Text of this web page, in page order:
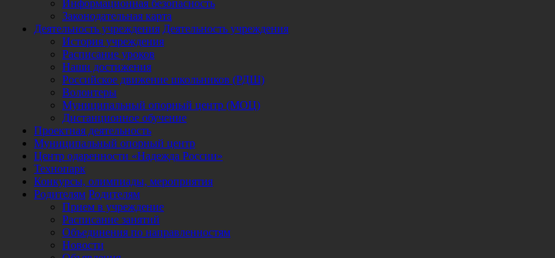
Информационная безопасность
Законодательная карта
Деятельность учреждения Деятельность учреждения
История учреждения
Расписание уроков
Наши достижения
Российское движение школьников (РДШ)
Волонтеры
Муниципальный опорный центр (МОЦ)
Дистанционное обучение
Проектная деятельность
Муниципальный опорный центр
Центр одаренности «Надежда России»
Технопарк
Конкурсы, олимпиады, мероприятия
Родителям Родителям
Прием в учреждение
Расписание занятий
Объединения по направленностям
Новости